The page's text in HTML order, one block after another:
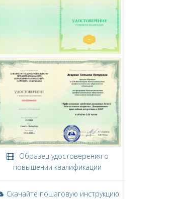
Образец удостоверения о
повышении квалификации
Скачайте пошаговую инструкцию